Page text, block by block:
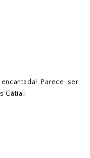
Parece ser
Cátia!!